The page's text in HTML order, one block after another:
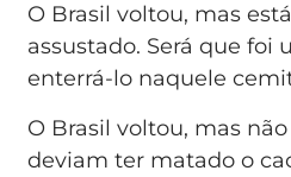
O Brasil voltou, mas
assustado. Será que foi
enterrá-lo naquele
O Brasil voltou, mas
deviam ter matado o